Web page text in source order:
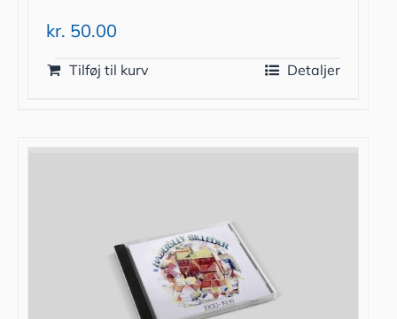
kr. 50.00
Tilføj til kurv Detaljer